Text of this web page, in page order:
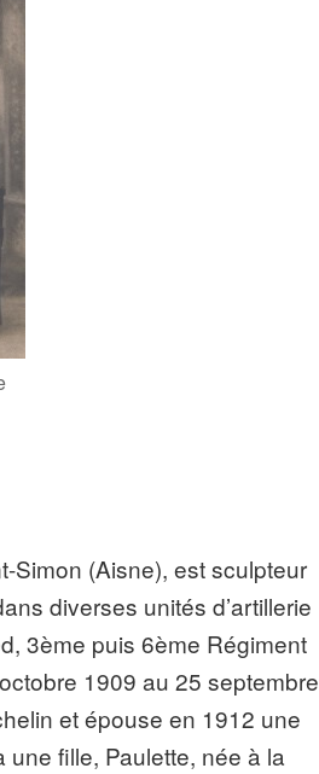
Simon (Aisne), est sculpteur
diverses unités d’artillerie
3ème puis 6ème Régiment
1909 au 25 septembre
et épouse en 1912 une
fille, Paulette, née à la